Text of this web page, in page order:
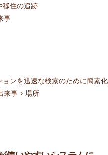
移住の追跡
事
ョンを迅速な検索のために簡素化
来事 > 場所